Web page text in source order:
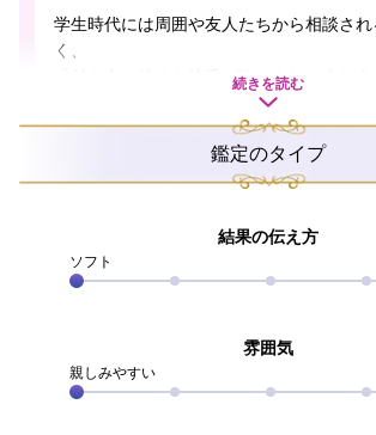
学生時代には周囲や友人たちから相談され
く、
「付き合い始めた彼氏が信じられそうな人
るあなたに見てほしい！」と、恋愛相談を
よくありました。
長い鑑定師生活のなかで2万件以上のご相
就を見届けることができております。
望みを諦めず努力が実を結んだ皆様の傍で
ることに、わたしのほうがいつも幸せや喜
もちろんどんなお悩みでも預けていただく
を感じておりますが、今でも恋愛相談は
続きを読む
鑑定のタイプ
結果の伝え方
ソフト
雰囲気
親しみやすい